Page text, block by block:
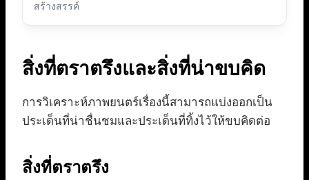
สร้างสรรค์
สิ่งที่ตราตรึงและสิ่งที่น่าขบคิด
การวิเคราะห์ภาพยนตร์เรื่องนี้สามารถแบ่งออกเป็น
ประเด็นที่น่าชื่นชมและประเด็นที่ทิ้งไว้ให้ขบคิดต่อ
สิ่งที่ตราตรึง